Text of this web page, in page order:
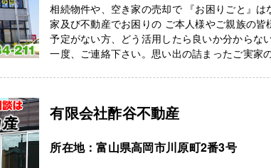
相続物件や、空き家の売却で 『お困りごと』
家及び不動産でお困りの ご本人様やご親族の
予定がない方、どう活用したら良いか分からな
一度、ご連絡下さい。思い出の詰まったご実家
有限会社酢谷不動産
所在地：富山県高岡市川原町2番3号